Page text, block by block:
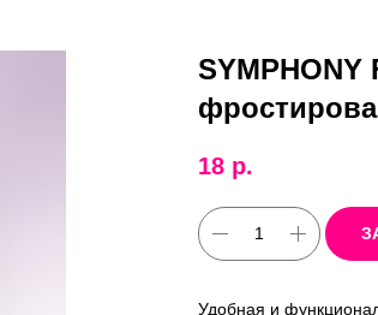
SYMPHONY
18 р.
Удобная и